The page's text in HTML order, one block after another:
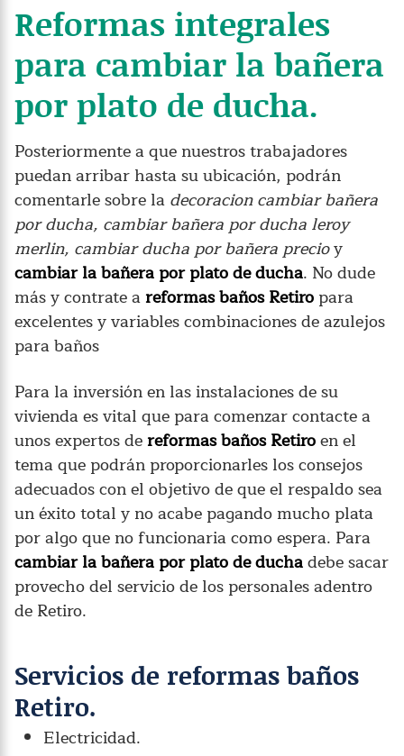
Reformas integrales
para cambiar la bañera
por plato de ducha.
Posteriormente a que nuestros trabajadores
puedan arribar hasta su ubicación, podrán
comentarle sobre la decoracion cambiar bañera
por ducha, cambiar bañera por ducha leroy
merlin, cambiar ducha por bañera precioy
cambiar la bañera por plato de ducha. No dude
más y contrate areformas baños Retiro para
excelentes y variables combinaciones de azulejos
para baños
Para la inversión en las instalaciones de su
vivienda es vital que para comenzar contacte a
unos expertos dereformas baños Retiroen el
tema que podrán proporcionarles los consejos
adecuados con el objetivo de que el respaldo sea
un éxito total y no acabe pagando mucho plata
por algo que no funcionaria como espera. Para
cambiar la bañera por plato de duchadebe sacar
provecho del servicio de los personales adentro
de Retiro.
Servicios de reformas baños
Retiro.
Electricidad.